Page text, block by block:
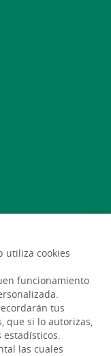
utiliza cookies
funcionamiento
tus
que si lo autorizas,
las cuales